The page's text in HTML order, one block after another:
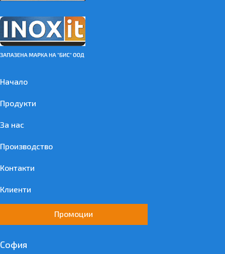
Начало
Продукти
За нас
Производство
Контакти
Клиенти
Промоции
София